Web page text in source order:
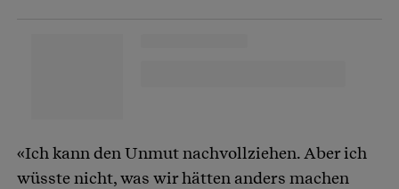
«Ich kann den Unmut nachvollziehen. Aber ich
wüsste nicht, was wir hätten anders machen